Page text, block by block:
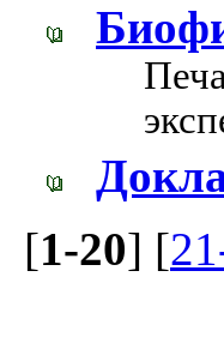
[1-20] [